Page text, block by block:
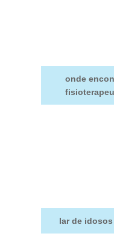
onde
lar de